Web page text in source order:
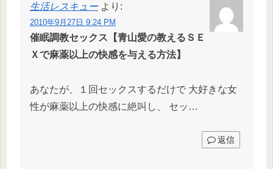
生活レスキュー より:
2010年9月27日 9:24 PM
催眠調教セックス【青山愛の教えるＳＥ
Ｘで麻薬以上の快感を与える方法】
あなたが、１回セックスするだけで 大好きな女
性が麻薬以上の快感に絶叫し、 セッ…
返信